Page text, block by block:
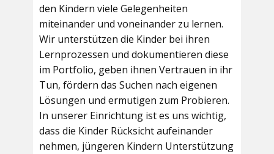
den Kindern viele Gelegenheiten
miteinander und voneinander zu lernen.
Wir unterstützen die Kinder bei ihren
Lernprozessen und dokumentieren diese
im Portfolio, geben ihnen Vertrauen in ihr
Tun, fördern das Suchen nach eigenen
Lösungen und ermutigen zum Probieren.
In unserer Einrichtung ist es uns wichtig,
dass die Kinder Rücksicht aufeinander
nehmen, jüngeren Kindern Unterstützung